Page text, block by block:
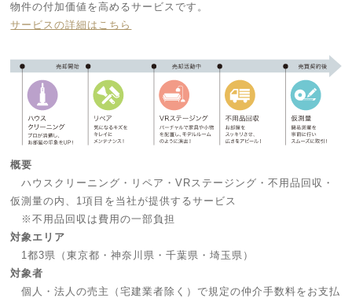
物件の付加価値を高めるサービスです。
サービスの詳細はこちら
概要
ハウスクリーニング・リペア・VRステージング・不用品回収・
仮測量の内、1項目を当社が提供するサービス
※不用品回収は費用の一部負担
対象エリア
1都3県（東京都・神奈川県・千葉県・埼玉県）
対象者
個人・法人の売主（宅建業者除く）で規定の仲介手数料をお支払